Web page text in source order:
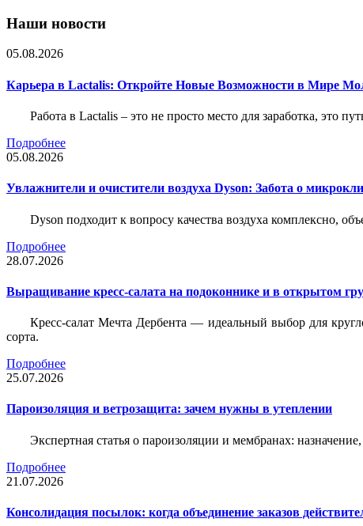
Наши новости
05.08.2026
Карьера в Lactalis: Откройте Новые Возможности в Мире
Работа в Lactalis – это не просто место для заработка, это
Подробнее
05.08.2026
Увлажнители и очистители воздуха Dyson: Забота о
Dyson подходит к вопросу качества воздуха комплексно,
Подробнее
28.07.2026
Выращивание кресс-салата на подоконнике и в открытом
Кресс-салат Мечта Дербента — идеальный выбор для
сорта.
Подробнее
25.07.2026
Пароизоляция и ветрозащита: зачем нужны в утеплении
Экспертная статья о пароизоляции и мембранах:
Подробнее
21.07.2026
Консолидация посылок: когда объединение заказов